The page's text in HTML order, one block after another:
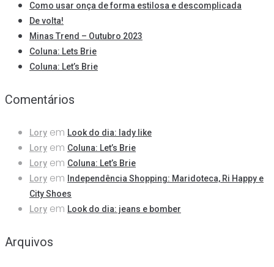
Como usar onça de forma estilosa e descomplicada
De volta!
Minas Trend – Outubro 2023
Coluna: Lets Brie
Coluna: Let’s Brie
Comentários
Lory em Look do dia: lady like
Lory em Coluna: Let’s Brie
Lory em Coluna: Let’s Brie
Lory em
Independência Shopping: Maridoteca, Ri Happy e
City Shoes
Lory em Look do dia: jeans e bomber
Arquivos